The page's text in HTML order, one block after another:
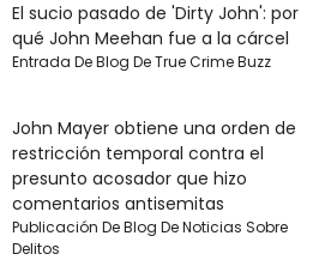
El sucio pasado de 'Dirty John': por
qué John Meehan fue a la cárcel
Entrada De Blog De True Crime Buzz
John Mayer obtiene una orden de
restricción temporal contra el
presunto acosador que hizo
comentarios antisemitas
Publicación De Blog De Noticias Sobre
Delitos